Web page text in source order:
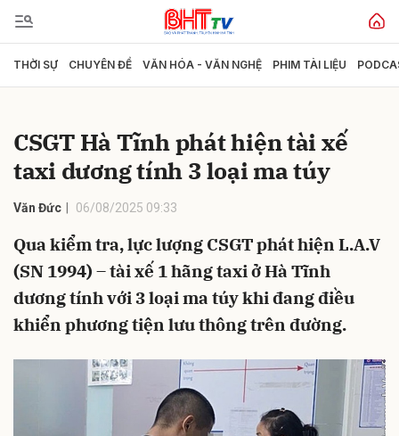
THỜI SỰ CHUYÊN ĐỀ VĂN HÓA - VĂN NGHỆ PHIM TÀI LIỆU
CSGT Hà Tĩnh phát hiện tài xế
taxi dương tính 3 loại ma túy
Văn Đức 06/08/2025 09:33
Qua kiểm tra, lực lượng CSGT phát hiện L.A.V
(SN 1994) – tài xế 1 hãng taxi ở Hà Tĩnh
dương tính với 3 loại ma túy khi đang điều
khiển phương tiện lưu thông trên đường.
Gửi bình luận
Hủy